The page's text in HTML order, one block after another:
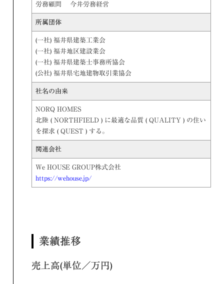
労務顧問 今井労務経営
所属団体
(一社) 福井県建築工業会
(一社) 福井地区建設業会
(一社) 福井県建築士事務所協会
(公社) 福井県宅地建物取引業協会
社名の由来
NORQ HOMES
北陸 ( NORTHFIELD ) に最適な品質 ( QUALITY ) の住い
を探求 ( QUEST ) する。
関連会社
We HOUSE GROUP株式会社
https://wehouse.jp/
業績推移
売上高(単位／万円)